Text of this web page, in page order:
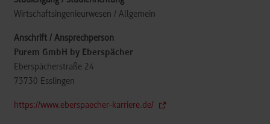
Wirtschaftsingenieurwesen / Allgemein
Purem GmbH by Eberspächer
Eberspächerstraße 24
73730 Esslingen
https://www.eberspaecher-karriere.de/